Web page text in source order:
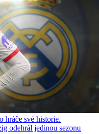
hráče své historie.
odehrál jedinou sezonu